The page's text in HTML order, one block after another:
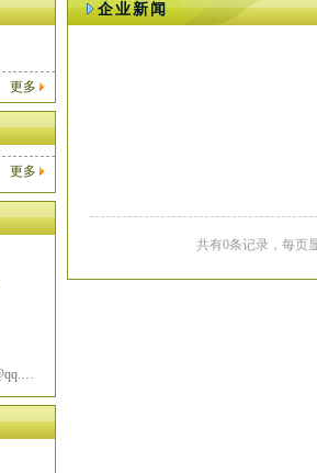
更多
更多
企业新闻
共有0条记录，每页